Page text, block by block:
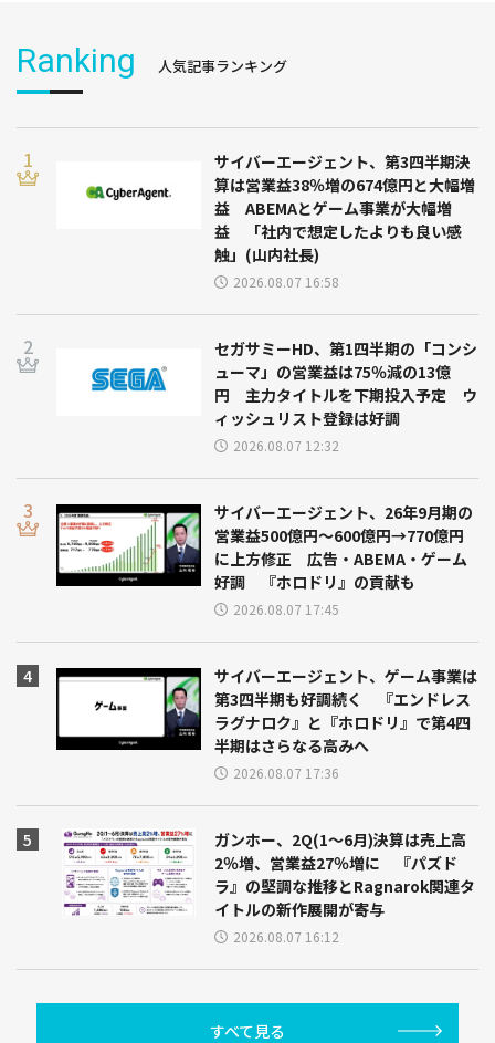
Ranking 人気記事ランキング
サイバーエージェント、第3四半期決
算は営業益38％増の674億円と大幅増
益 ABEMAとゲーム事業が大幅増
益 「社内で想定したよりも良い感
触」(山内社長)
2026.08.07 16:58
セガサミーHD、第1四半期の「コンシ
ューマ」の営業益は75％減の13億
円 主力タイトルを下期投入予定 ウ
ィッシュリスト登録は好調
2026.08.07 12:32
サイバーエージェント、26年9月期の
営業益500億円～600億円→770億円
に上方修正 広告・ABEMA・ゲーム
好調 『ホロドリ』の貢献も
2026.08.07 17:45
サイバーエージェント、ゲーム事業は
第3四半期も好調続く 『エンドレス
ラグナロク』と『ホロドリ』で第4四
半期はさらなる高みへ
2026.08.07 17:36
ガンホー、2Q(1～6月)決算は売上高
2％増、営業益27％増に 『パズド
ラ』の堅調な推移とRagnarok関連タ
イトルの新作展開が寄与
2026.08.07 16:12
すべて見る